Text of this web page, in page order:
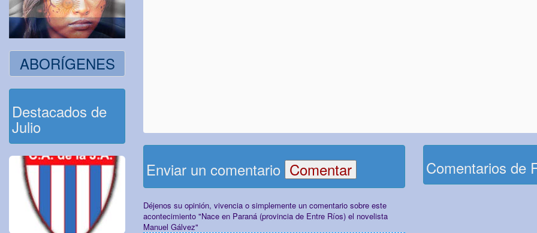
ABORÍGENES
Destacados de
Julio
Enviar un comentario
Déjenos su opinión, vivencia o simplemente un comentario sobre este
acontecimiento "Nace en Paraná (provincia de Entre Ríos) el novelista
Manuel Gálvez"
Comentarios de